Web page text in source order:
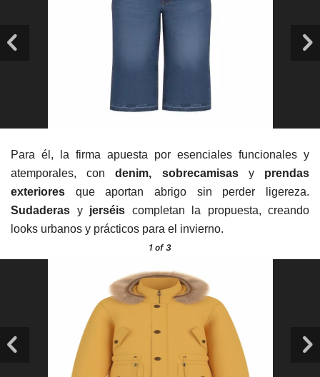
Para él, la firma apuesta por esenciales funcionales y
atemporales, condenim, sobrecamisasy prendas
exteriores que aportan abrigo sin perder ligereza.
Sudaderas y jerséis completan la propuesta, creando
looks urbanos y prácticos para el invierno.
1 of 3